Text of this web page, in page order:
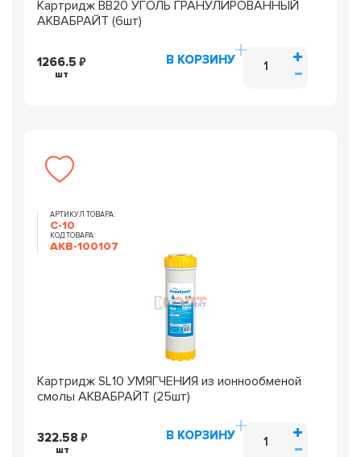
Картридж ВВ20 УГОЛЬ ГРАНУЛИРОВАННЫЙ
АКВАБРАЙТ (6шт)
1266.5
шт
В КОРЗИНУ
АРТИКУЛ ТОВАРА:
С-10
КОД ТОВАРА:
AKB-100107
Картридж SL10 УМЯГЧЕНИЯ из ионнообменой
смолы АКВАБРАЙТ (25шт)
322.58
шт
В КОРЗИНУ